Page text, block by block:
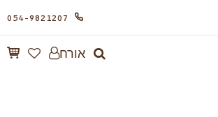
054-9821207
אורח